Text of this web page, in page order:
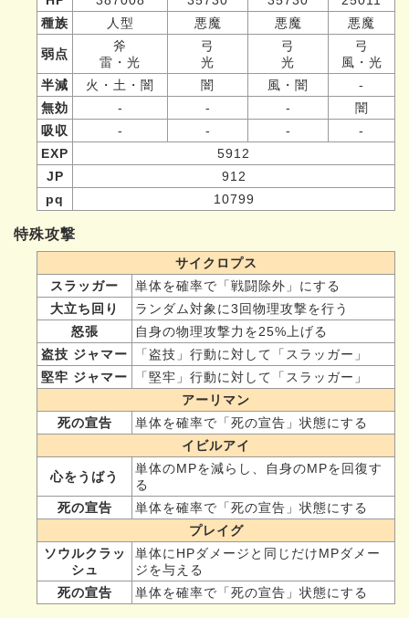
種族
人型 悪魔 悪魔 悪魔
弱点
斧
雷・光
弓
光
弓
光
弓
風・光
半減
火・土・闇 闇 風・闇
-
無効
- - -
闇
吸収
- - -
-
EXP
5912
JP
912
pq
10799
特殊攻撃
サイクロプス
スラッガー
単体を確率で「戦闘除外」にする
大立ち回り
ランダム対象に3回物理攻撃を行う
怒張
自身の物理攻撃力を25%上げる
盗技 ジャマー
「盗技」行動に対して「スラッガー」
堅牢 ジャマー
「堅牢」行動に対して「スラッガー」
アーリマン
死の宣告
単体を確率で「死の宣告」状態にする
イビルアイ
心をうばう
単体のMPを減らし、自身のMPを回復す
る
死の宣告
単体を確率で「死の宣告」状態にする
プレイグ
ソウルクラッ
シュ
単体にHPダメージと同じだけMPダメー
ジを与える
死の宣告
単体を確率で「死の宣告」状態にする